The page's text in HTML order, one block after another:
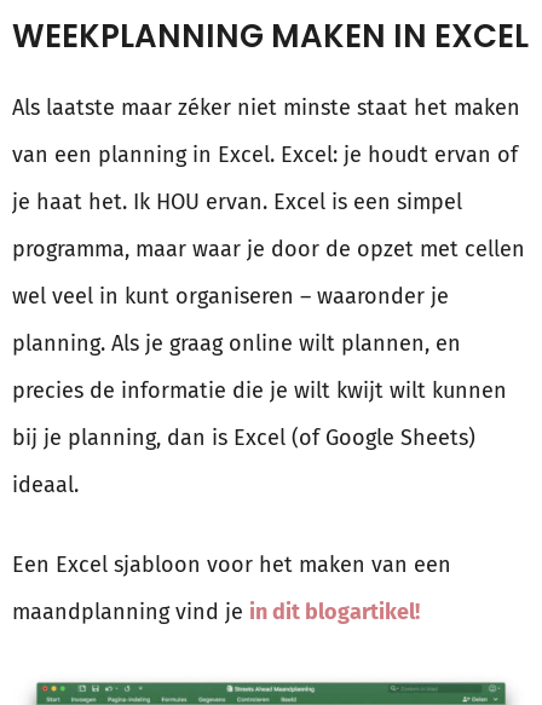
WEEKPLANNING MAKEN IN EXCEL
Als laatste maar zéker niet minste staat het maken
van een planning in Excel. Excel: je houdt ervan of
je haat het. Ik HOU ervan. Excel is een simpel
programma, maar waar je door de opzet met cellen
wel veel in kunt organiseren – waaronder je
planning. Als je graag online wilt plannen, en
precies de informatie die je wilt kwijt wilt kunnen
bij je planning, dan is Excel (of Google Sheets)
ideaal.
Een Excel sjabloon voor het maken van een
maandplanning vind je in dit blogartikel!